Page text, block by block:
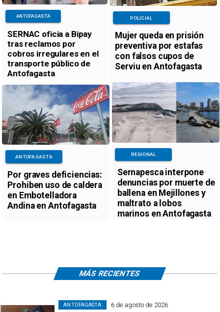
SERNAC oficia a Bipay
tras reclamos por
cobros irregulares en el
transporte público de
Antofagasta
ANTOFAGASTA
Mujer queda en prisión
preventiva por estafas
con falsos cupos de
Serviu en Antofagasta
POLICIAL
Por graves deficiencias:
Prohiben uso de caldera
en Embotelladora
Andina en Antofagasta
ANTOFAGASTA
Sernapesca interpone
denuncias por muerte de
ballena en Mejillones y
maltrato a lobos
marinos en Antofagasta
REGIONAL
6 de agosto de 2026
ANTOFAGASTA
MÁS RECIENTES